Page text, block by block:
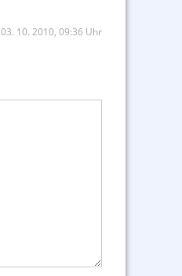
03. 10. 2010, 09:36 Uhr